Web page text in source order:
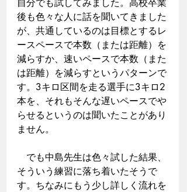
自分でも試してみました。高校卒業
後も色々な人に話を聞いてきました
が、共通しているのは目標とするレ
ースペースで本数（または距離）を
減らすか、速いペースで本数（また
は距離）を減らすというパターンで
す。3キロ区間を走る選手に3キロ2
本を、それもそんな遅いペースでや
らせるというのは聞いたことがあり
ません。
でも中島先生は色々試した結果、
そういう練習に落ち着いたそうで
す。ちなみにもう少し詳しく流れを